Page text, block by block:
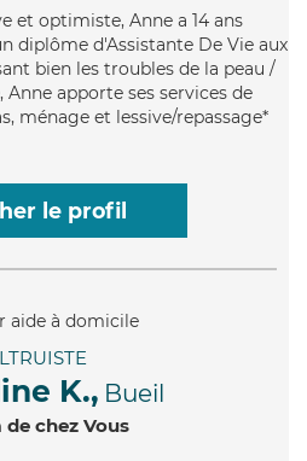
et optimiste, Anne a 14 ans
diplôme d'Assistante De Vie aux
bien les troubles de la peau /
Anne apporte ses services de
ménage et lessive/repassage*
le profil
K., Bueil
de chez Vous